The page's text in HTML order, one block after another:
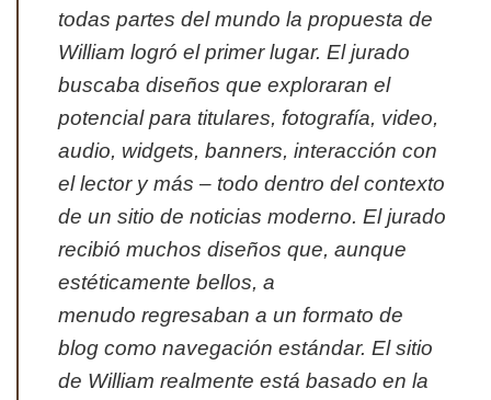
todas partes del mundo la propuesta de
William logró el primer lugar. El jurado
buscaba diseños que exploraran el
potencial para titulares, fotografía, video,
audio, widgets, banners, interacción con
el lector y más – todo dentro del contexto
de un sitio de noticias moderno. El jurado
recibió muchos diseños que, aunque
estéticamente bellos, a
menudo regresaban a un formato de
blog como navegación estándar. El sitio
de William realmente está basado en la